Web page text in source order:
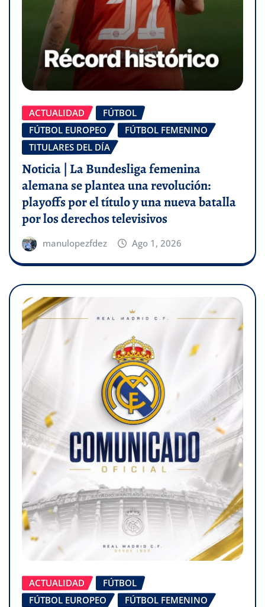
ACTUALIDAD
FÚTBOL
FÚTBOL EUROPEO
FÚTBOL FEMENINO
TITULARES DEL DÍA
Noticia | La Bundesliga femenina
alemana se plantea una revolución:
playoffs por el título y una nueva batalla
por los derechos televisivos
manulopezfdez Ago 1, 2026
ACTUALIDAD
FÚTBOL
FÚTBOL EUROPEO
FÚTBOL FEMENINO